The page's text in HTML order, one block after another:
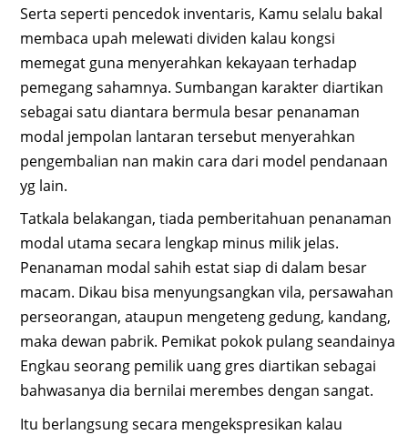
Serta seperti pencedok inventaris, Kamu selalu bakal
membaca upah melewati dividen kalau kongsi
memegat guna menyerahkan kekayaan terhadap
pemegang sahamnya. Sumbangan karakter diartikan
sebagai satu diantara bermula besar penanaman
modal jempolan lantaran tersebut menyerahkan
pengembalian nan makin cara dari model pendanaan
yg lain.
Tatkala belakangan, tiada pemberitahuan penanaman
modal utama secara lengkap minus milik jelas.
Penanaman modal sahih estat siap di dalam besar
macam. Dikau bisa menyungsangkan vila, persawahan
perseorangan, ataupun mengeteng gedung, kandang,
maka dewan pabrik. Pemikat pokok pulang seandainya
Engkau seorang pemilik uang gres diartikan sebagai
bahwasanya dia bernilai merembes dengan sangat.
Itu berlangsung secara mengekspresikan kalau